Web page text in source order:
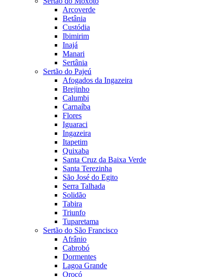
Arcoverde
Betânia
Custódia
Ibimirim
Inajá
Manari
Sertânia
Sertão do Pajeú
Afogados da Ingazeira
Brejinho
Calumbi
Carnaíba
Flores
Iguaraci
Ingazeira
Itapetim
Quixaba
Santa Cruz da Baixa Verde
Santa Terezinha
São José do Egito
Serra Talhada
Solidão
Tabira
Triunfo
Tuparetama
Sertão do São Francisco
Afrânio
Cabrobó
Dormentes
Lagoa Grande
Orocó